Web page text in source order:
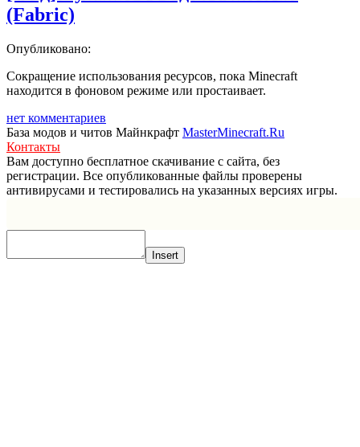
(Fabric)
Опубликовано:
Сокращение использования ресурсов, пока Minecraft
находится в фоновом режиме или простаивает.
нет комментариев
База модов и читов Майнкрафт MasterMinecraft.Ru
Контакты
Вам доступно бесплатное скачивание с сайта, без
регистрации. Все опубликованные файлы проверены
антивирусами и тестировались на указанных версиях игры.
Insert